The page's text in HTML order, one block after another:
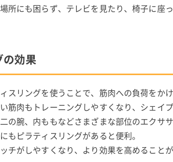
所にも困らず、テレビを見たり、椅子に座
の効果
スリングを使うことで、筋肉への負荷をかけ
筋肉もトレーニングしやすくなり、シェイ
の腕、内ももなどさまざまな部位のエクササ
もピラティスリングがあると便利。
チがしやすくなり、より効果を高めることが